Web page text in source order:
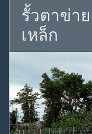
รั้วตาข่าย
เหล็ก